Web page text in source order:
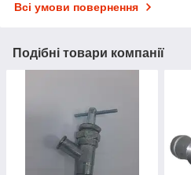
Всі умови повернення
Подібні товари компанії